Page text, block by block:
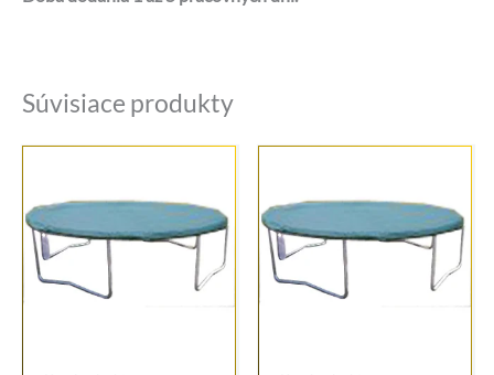
Súvisiace produkty